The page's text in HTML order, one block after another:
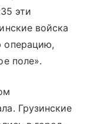
эти
войска
операцию,
поле».
Грузинские